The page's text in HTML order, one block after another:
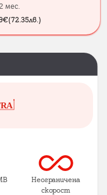
мес.
€(72.35лв. )
Неограничена
скорост